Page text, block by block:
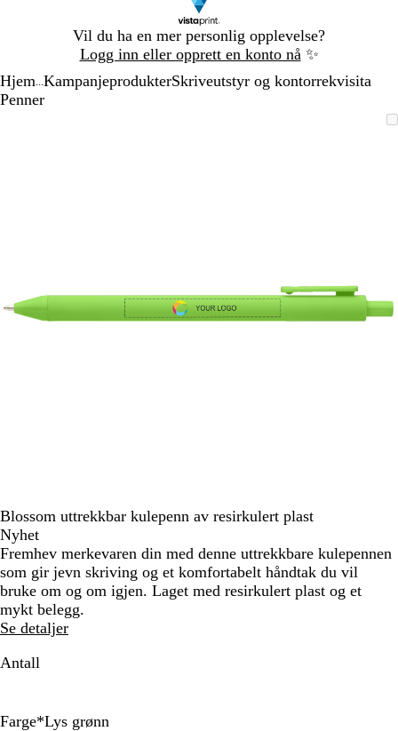
Vil du ha en mer personlig opplevelse?
Logg inn eller opprett en konto nå ✨
1
Hjem KampanjeprodukterSkriveutstyr og kontorrekvisita
Penner
for
å
Blossom uttrekkbar kulepenn av resirkulert plast
Nyhet
Fremhev merkevaren din med denne uttrekkbare kulepennen
som gir jevn skriving og et komfortabelt håndtak du vil
bruke om og om igjen. Laget med resirkulert plast og et
mykt belegg.
Se detaljer
Antall
Farge*Lys grønn